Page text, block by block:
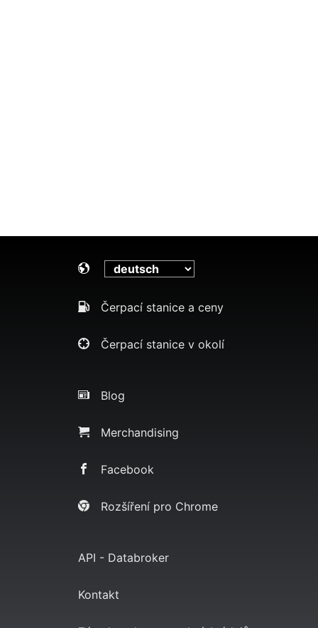
Čerpací stanice a ceny
Čerpací stanice v okolí
Blog
Merchandising
Facebook
Rozšíření pro Chrome
API - Databroker
Kontakt